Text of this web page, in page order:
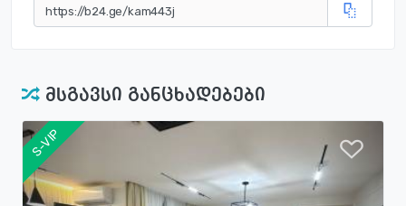
მსგავსი განცხადებები
S-VIP